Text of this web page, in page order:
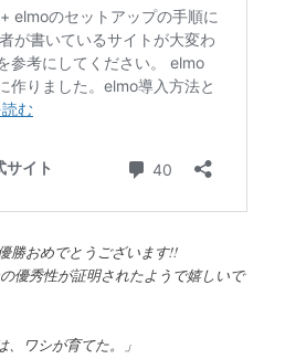
勝おめでとうございます!!
優秀性が証明されたようで嬉しいで
、ワシが育てた。」